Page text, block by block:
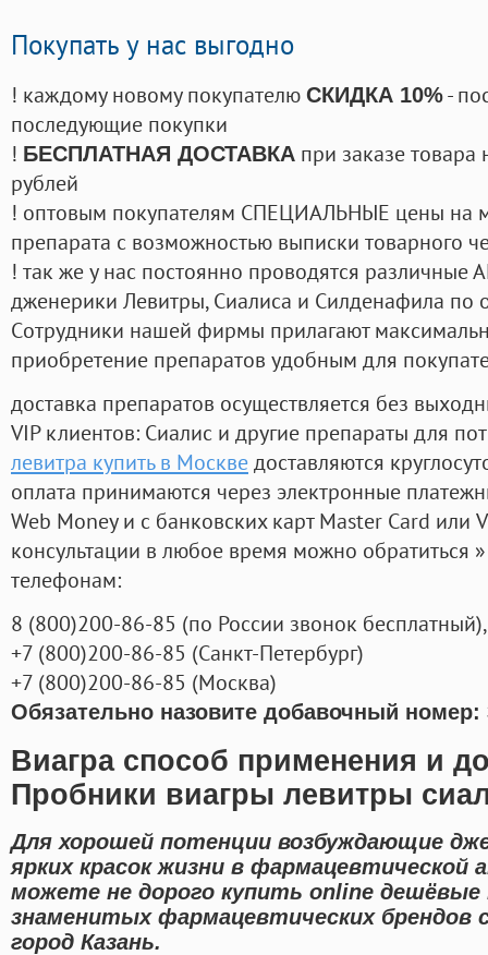
Покупать у нас выгодно
! каждому новому покупателю СКИДКА 10%-
последующие покупки
! БЕСПЛАТНАЯ ДОСТАВКА при заказе
рублей
! оптовым покупателям СПЕЦИАЛЬНЫЕ цены на
препарата с возможностью выписки товарного
! так же у нас постоянно проводятся
дженерики Левитры, Сиалиса и Силденафила по
Cотрудники нашей фирмы прилагают
приобретение препаратов удобным для
доставка препаратов осуществляется без
VIP клиентов: Сиалис и другие препараты для
левитра купить в Москведоставляются
оплата принимаются через электронные
Web Money и с банковских карт Master Card или
консультации в любое время можно обратиться
телефонам:
8 (800)200-86-85 (по России звонок бесплатный),
+7 (800)200-86-85 (Санкт-Петербург)
+7 (800)200-86-85 (Москва)
Обязательно назовите добавочный номер:
Виагра способ применения и
Пробники виагры левитры
Для хорошей потенции возбуждающие
ярких красок жизни в фармацевтической
можете не дорого купить online дешёвые
знаменитых фармацевтических брендов
город Казань.